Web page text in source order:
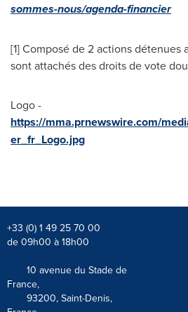
sommes-nous/agenda-financier
[1] Composé de 2 actions
sont attachés des droits de vote
Logo -
https://mma.prnewswire.com/
er_fr_Logo.jpg
+33 (0) 1 49 25 70 00
de 09h00 à 18h00
10 avenue du Stade de
France,
93200, Saint-Denis,